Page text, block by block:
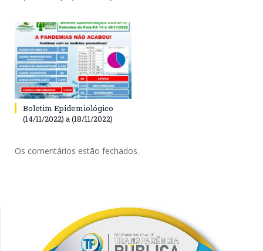
Boletim Epidemiológico
(14/11/2022) a (18/11/2022)
Os comentários estão fechados.